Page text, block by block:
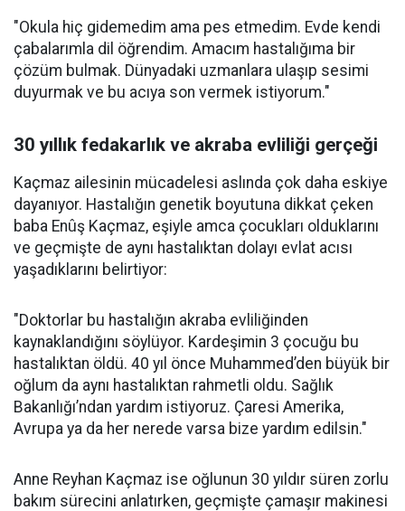
"Okula hiç gidemedim ama pes etmedim. Evde kendi
çabalarımla dil öğrendim. Amacım hastalığıma bir
çözüm bulmak. Dünyadaki uzmanlara ulaşıp sesimi
duyurmak ve bu acıya son vermek istiyorum."
30 yıllık fedakarlık ve akraba evliliği gerçeği
Kaçmaz ailesinin mücadelesi aslında çok daha eskiye
dayanıyor. Hastalığın genetik boyutuna dikkat çeken
baba Enûş Kaçmaz, eşiyle amca çocukları olduklarını
ve geçmişte de aynı hastalıktan dolayı evlat acısı
yaşadıklarını belirtiyor:
"Doktorlar bu hastalığın akraba evliliğinden
kaynaklandığını söylüyor. Kardeşimin 3 çocuğu bu
hastalıktan öldü. 40 yıl önce Muhammed’den büyük bir
oğlum da aynı hastalıktan rahmetli oldu. Sağlık
Bakanlığı’ndan yardım istiyoruz. Çaresi Amerika,
Avrupa ya da her nerede varsa bize yardım edilsin."
Anne Reyhan Kaçmaz ise oğlunun 30 yıldır süren zorlu
bakım sürecini anlatırken, geçmişte çamaşır makinesi